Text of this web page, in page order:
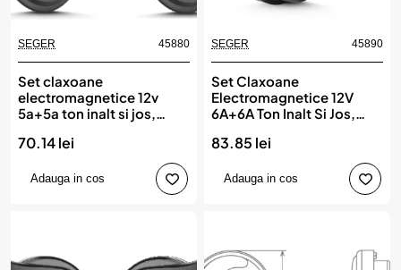
SEGER 45880
Set claxoane
electromagnetice 12v
5a+5a ton inalt si jos,
70.14 lei
Adauga in cos
SEGER 45890
Set Claxoane
Electromagnetice 12V
6A+6A Ton Inalt Si Jos,
83.85 lei
Adauga in cos